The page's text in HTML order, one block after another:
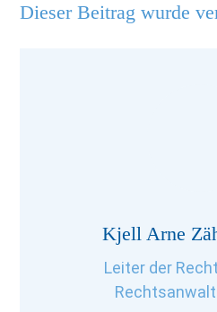
Dieser Beitrag wurde
Kjell Arne
Leiter der
Rechtsanwalt